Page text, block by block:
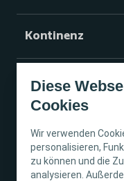
Diese
Cookies
Wir verwenden
personalisieren,
zu können und die
analysieren.
Kontinenz
Shop
Folge uns